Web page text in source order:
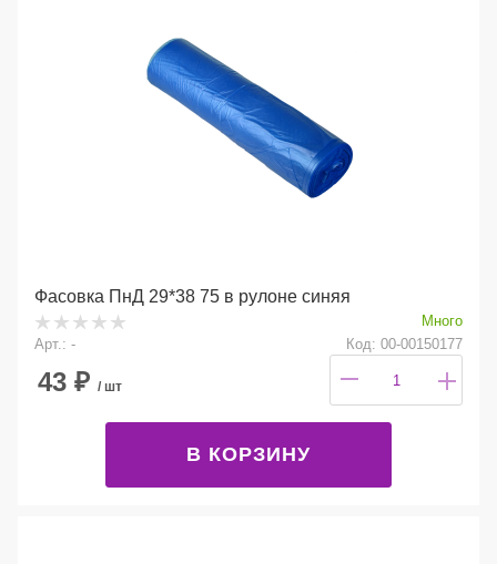
Фасовка ПнД 29*38 75 в рулоне синяя
Много
Арт.: -
Код: 00-00150177
43 ₽ / шт
В КОРЗИНУ